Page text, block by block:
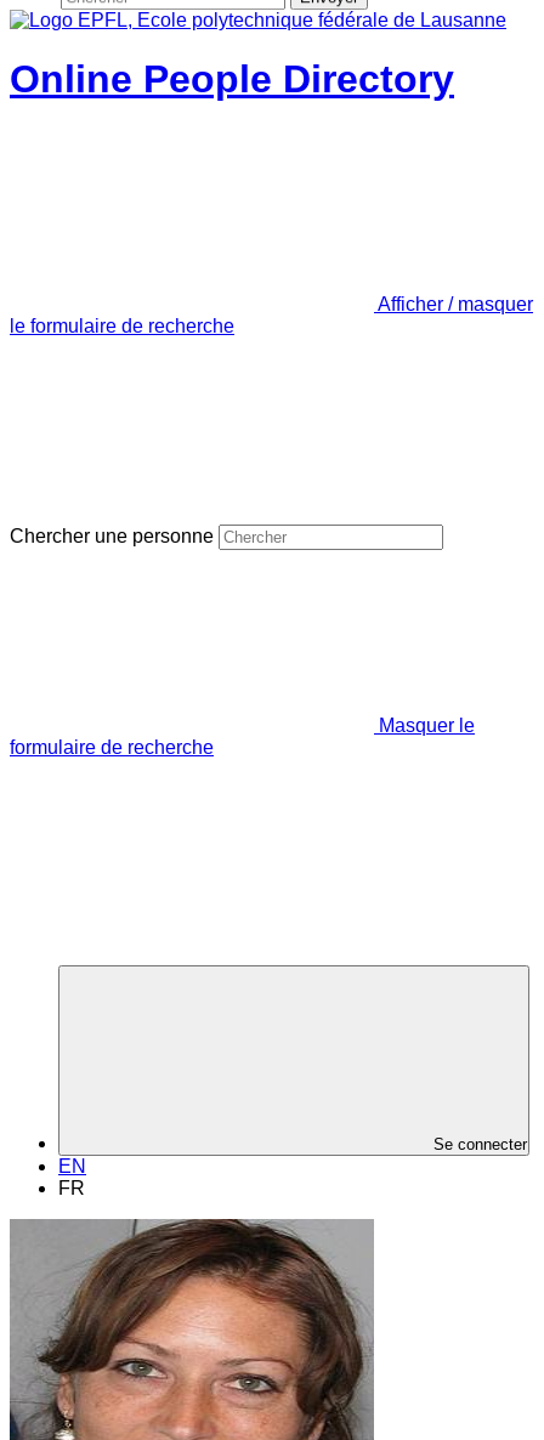
Online People Directory
Afficher / masquer
le formulaire de recherche
Chercher une personne
Masquer le
formulaire de recherche
Se connecter
EN
FR